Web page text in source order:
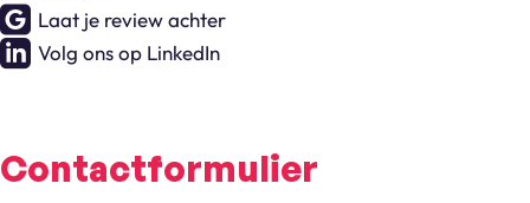
Contactformulier
Laat je review achter
Volg ons op LinkedIn